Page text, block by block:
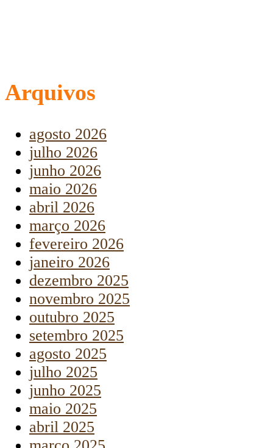
Arquivos
agosto 2026
julho 2026
junho 2026
maio 2026
abril 2026
março 2026
fevereiro 2026
janeiro 2026
dezembro 2025
novembro 2025
outubro 2025
setembro 2025
agosto 2025
julho 2025
junho 2025
maio 2025
abril 2025